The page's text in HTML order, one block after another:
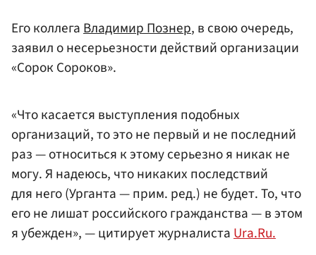
Его коллегаВладимир Познер, в свою очередь,
заявил о несерьезности действий организации
«Сорок Cороков».
«Что касается выступления подобных
организаций, то это не первый и не последний
раз — относиться к этому серьезно я никак не
могу. Я надеюсь, что никаких последствий
для него (Урганта — прим. ред.) не будет. То, что
его не лишат российского гражданства — в этом
я убежден», — цитирует журналистаUra.Ru.